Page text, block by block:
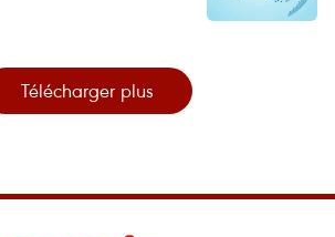
Télécharger plus